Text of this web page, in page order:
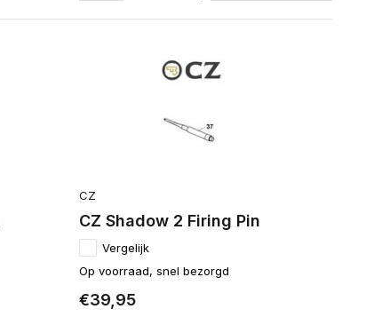
CZ
CZ Shadow 2 Firing Pin
Vergelijk
Op voorraad, snel bezorgd
€39,95